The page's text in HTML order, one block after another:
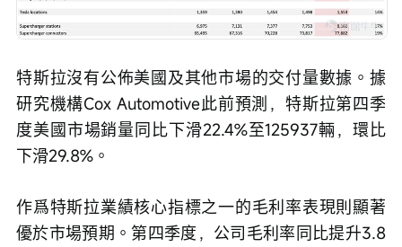
特斯拉沒有公佈美國及其他市場的交付量數據。據
研究機構Cox Automotive此前預測，特斯拉第四季
度美國市場銷量同比下滑22.4%至125937輛，環比
下滑29.8%。
作爲特斯拉業績核心指標之一的毛利率表現則顯著
優於市場預期。第四季度，公司毛利率同比提升3.8